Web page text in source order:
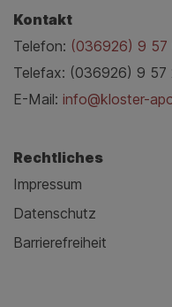
Kontakt
Telefon: (036926) 9 57
Telefax: (036926) 9 57
E-Mail: info@kloster-
Rechtliches
Impressum
Datenschutz
Barrierefreiheit